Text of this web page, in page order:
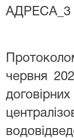
АДРЕСА_3
червня